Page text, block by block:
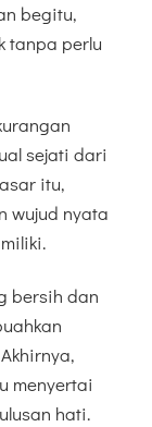
begitu,
tanpa perlu
sejati dari
itu,
wujud nyata
bersih dan
menyertai
hati.